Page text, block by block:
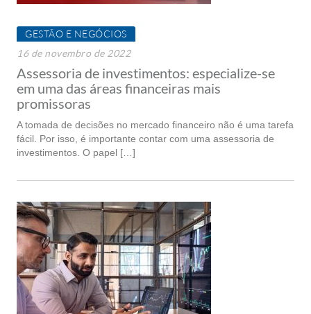
GESTÃO E NEGÓCIOS
16 de novembro de 2022
Assessoria de investimentos: especialize-se
em uma das áreas financeiras mais
promissoras
A tomada de decisões no mercado financeiro não é uma tarefa
fácil. Por isso, é importante contar com uma assessoria de
investimentos. O papel […]